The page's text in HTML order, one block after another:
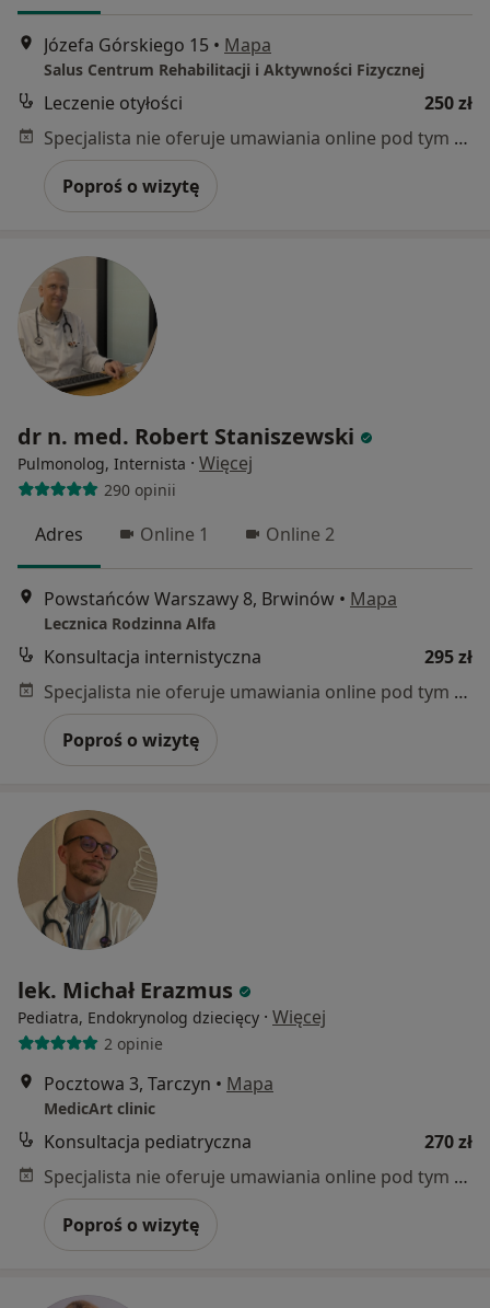
Józefa Górskiego 15 • Mapa
Salus Centrum Rehabilitacji i Aktywności Fizycznej
Leczenie otyłości
250 zł
Specjalista nie oferuje umawiania online pod tym adresem.
Poproś o wizytę
dr n. med. Robert Staniszewski
Pulmonolog, Internista · Więcej
290 opinii
Adres Online 1 Online 2
Powstańców Warszawy 8, Brwinów • Mapa
Lecznica Rodzinna Alfa
Konsultacja internistyczna
295 zł
Specjalista nie oferuje umawiania online pod tym adresem.
Poproś o wizytę
lek. Michał Erazmus
Pediatra, Endokrynolog dziecięcy · Więcej
2 opinie
Pocztowa 3, Tarczyn • Mapa
MedicArt clinic
Konsultacja pediatryczna
270 zł
Specjalista nie oferuje umawiania online pod tym adresem.
Poproś o wizytę